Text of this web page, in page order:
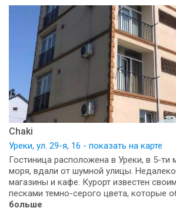
Chaki
Уреки, ул. 29-я, 16 - показать на карте
Гостиница расположена в Уреки, в 5-ти
моря, вдали от шумной улицы.
магазины и кафе. Курорт известен
песками темно-серого цвета, которые
больше